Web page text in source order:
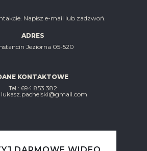
Napisz e-mail lub zadzwoń.
ADRES
Jeziorna 05-520
KONTAKTOWE
Tel.: ‭694 853 382‬